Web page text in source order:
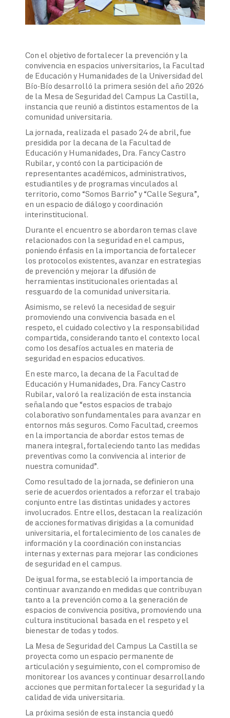
Con el objetivo de fortalecer la prevención y la
convivencia en espacios universitarios, la Facultad
de Educación y Humanidades de la Universidad del
Bío-Bío desarrolló la primera sesión del año 2026
de la Mesa de Seguridad del Campus La Castilla,
instancia que reunió a distintos estamentos de la
comunidad universitaria.
La jornada, realizada el pasado 24 de abril, fue
presidida por la decana de la Facultad de
Educación y Humanidades, Dra. Fancy Castro
Rubilar, y contó con la participación de
representantes académicos, administrativos,
estudiantiles y de programas vinculados al
territorio, como “Somos Barrio” y “Calle Segura”,
en un espacio de diálogo y coordinación
interinstitucional.
Durante el encuentro se abordaron temas clave
relacionados con la seguridad en el campus,
poniendo énfasis en la importancia de fortalecer
los protocolos existentes, avanzar en estrategias
de prevención y mejorar la difusión de
herramientas institucionales orientadas al
resguardo de la comunidad universitaria.
Asimismo, se relevó la necesidad de seguir
promoviendo una convivencia basada en el
respeto, el cuidado colectivo y la responsabilidad
compartida, considerando tanto el contexto local
como los desafíos actuales en materia de
seguridad en espacios educativos.
En este marco, la decana de la Facultad de
Educación y Humanidades, Dra. Fancy Castro
Rubilar, valoró la realización de esta instancia
señalando que “estos espacios de trabajo
colaborativo son fundamentales para avanzar en
entornos más seguros. Como Facultad, creemos
en la importancia de abordar estos temas de
manera integral, fortaleciendo tanto las medidas
preventivas como la convivencia al interior de
nuestra comunidad”.
Como resultado de la jornada, se definieron una
serie de acuerdos orientados a reforzar el trabajo
conjunto entre las distintas unidades y actores
involucrados. Entre ellos, destacan la realización
de acciones formativas dirigidas a la comunidad
universitaria, el fortalecimiento de los canales de
información y la coordinación con instancias
internas y externas para mejorar las condiciones
de seguridad en el campus.
De igual forma, se estableció la importancia de
continuar avanzando en medidas que contribuyan
tanto a la prevención como a la generación de
espacios de convivencia positiva, promoviendo una
cultura institucional basada en el respeto y el
bienestar de todas y todos.
La Mesa de Seguridad del Campus La Castilla se
proyecta como un espacio permanente de
articulación y seguimiento, con el compromiso de
monitorear los avances y continuar desarrollando
acciones que permitan fortalecer la seguridad y la
calidad de vida universitaria.
La próxima sesión de esta instancia quedó